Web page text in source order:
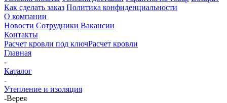
Как сделать заказ Политика конфиденциальности
О компании
Новости Сотрудники Вакансии
Контакты
Расчет кровли под ключРасчет кровли
Главная
-
Каталог
-
Утепление и изоляция
-Верея